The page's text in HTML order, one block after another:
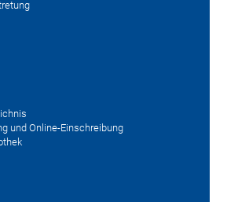
und Online-Einschreibung